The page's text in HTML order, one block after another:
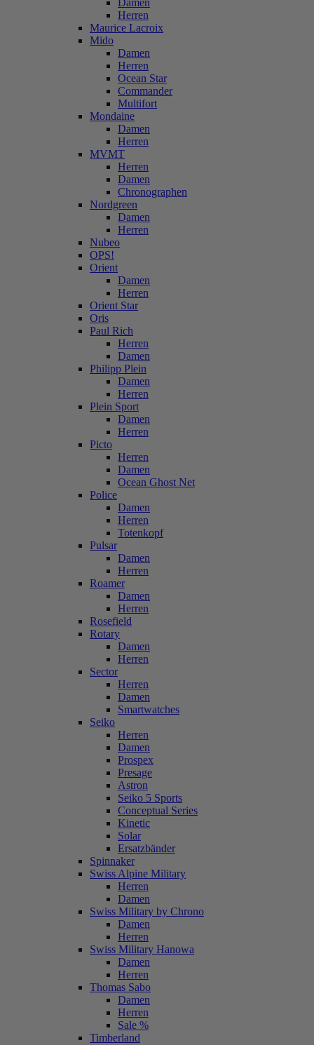
Damen
Herren
Maurice Lacroix
Mido
Damen
Herren
Ocean Star
Commander
Multifort
Mondaine
Damen
Herren
MVMT
Herren
Damen
Chronographen
Nordgreen
Damen
Herren
Nubeo
OPS!
Orient
Damen
Herren
Orient Star
Oris
Paul Rich
Herren
Damen
Philipp Plein
Damen
Herren
Plein Sport
Damen
Herren
Picto
Herren
Damen
Ocean Ghost Net
Police
Damen
Herren
Totenkopf
Pulsar
Damen
Herren
Roamer
Damen
Herren
Rosefield
Rotary
Damen
Herren
Sector
Herren
Damen
Smartwatches
Seiko
Herren
Damen
Prospex
Presage
Astron
Seiko 5 Sports
Conceptual Series
Kinetic
Solar
Ersatzbänder
Spinnaker
Swiss Alpine Military
Herren
Damen
Swiss Military by Chrono
Damen
Herren
Swiss Military Hanowa
Damen
Herren
Thomas Sabo
Damen
Herren
Sale %
Timberland